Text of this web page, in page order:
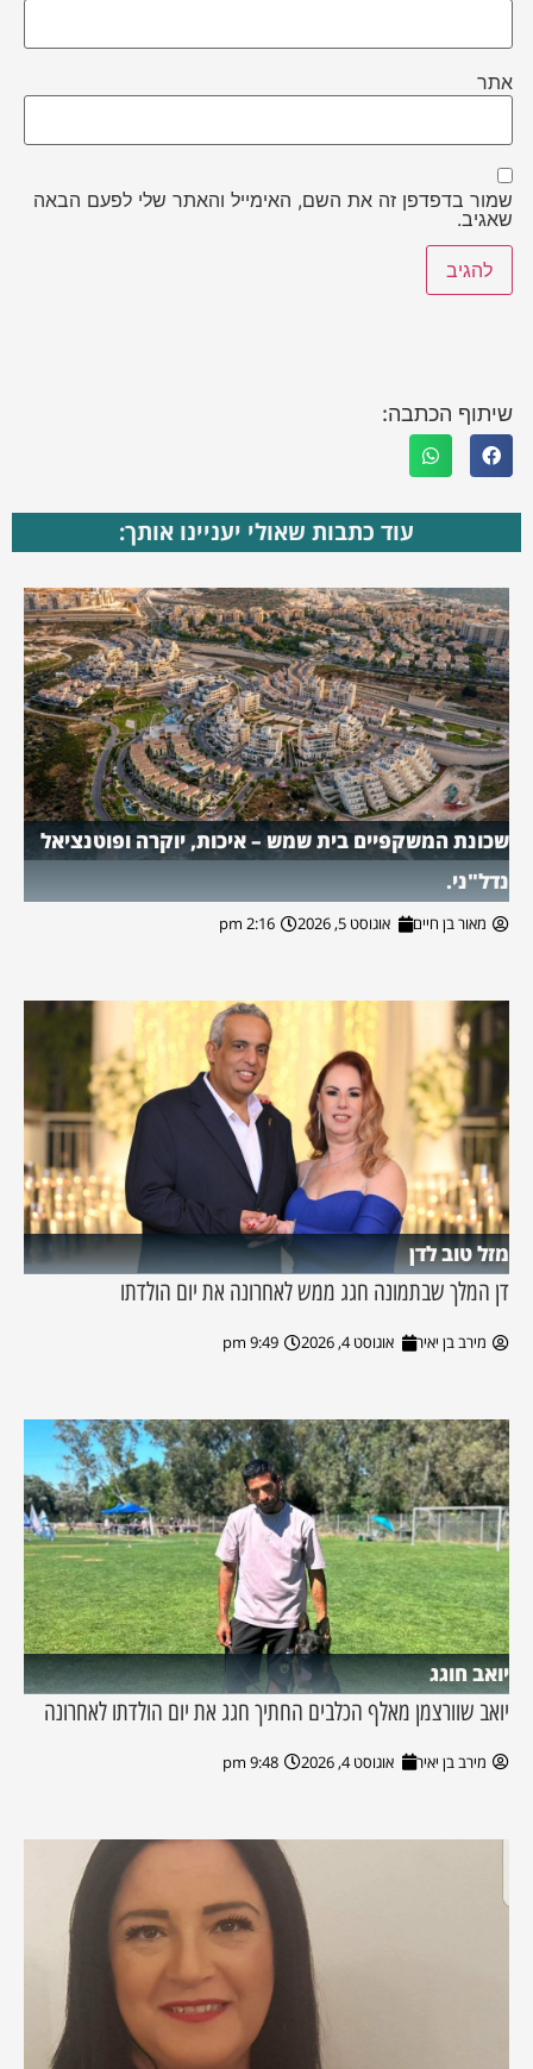
אתר
שמור בדפדפן זה את השם, האימייל והאתר שלי לפעם הבאה
שאגיב.
שיתוף הכתבה:
עוד כתבות שאולי יעניינו אותך:
שכונת המשקפיים בית שמש – איכות, יוקרה ופוטנציאל
נדל"ני.
מאור בן חיים אוגוסט 5, 2026 2:16 pm
מזל טוב לדן
דן המלך שבתמונה חגג ממש לאחרונה את יום הולדתו
מירב בן יאיר אוגוסט 4, 2026 9:49 pm
יואב חוגג
יואב שוורצמן מאלף הכלבים החתיך חגג את יום הולדתו לאחרונה
מירב בן יאיר אוגוסט 4, 2026 9:48 pm